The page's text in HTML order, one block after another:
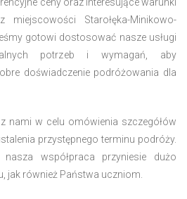
Starołęka-Minikowo-
gotowi dostosować nasze usługi
potrzeb i wymagań, aby
doświadczenie podróżowania dla
nami w celu omówienia szczegółów
przystępnego terminu podróży.
współpraca przyniesie dużo
jak również Państwa uczniom.